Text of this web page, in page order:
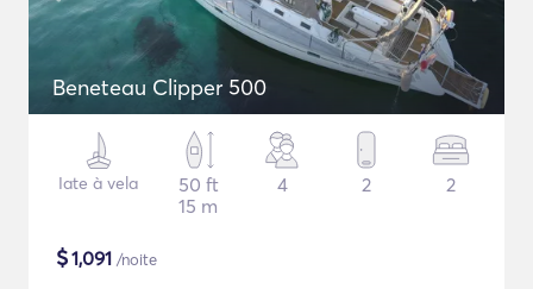
Beneteau Clipper 500
Iate à vela
50 ft
15 m
4 2 2
$1,091 /noite